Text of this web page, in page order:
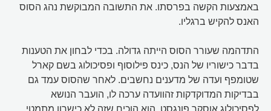
באמצעות הקשה בפרסתו. את התשובה המבוקשת נהג הסוס
האנס להקיש ברגליו.
התדהמה שעורר הסוס הייתה גדולה. בכדי לבחון את הטענות
בדבר כישוריו של הנס, כינס פילוסוף ופסיכולוג בשם קארל
שטומפף ועדה של מדענים נחשבים. לאחר שהסוס עמד גם
בבדיקות המדוקדקות זהוועדה ערכה לו, הועבר הנושא
לפסיכולוג אוסקר פונגסט. הוא הוכיח שזה לא כישרון מתמטי